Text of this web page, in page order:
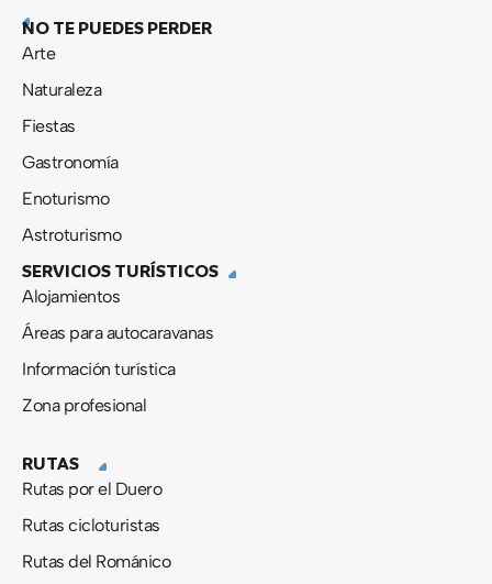
NO TE PUEDES PERDER
Arte
Naturaleza
Fiestas
Gastronomía
Enoturismo
Astroturismo
SERVICIOS TURÍSTICOS
Alojamientos
Áreas para autocaravanas
Información turística
Zona profesional
RUTAS
Rutas por el Duero
Rutas cicloturistas
Rutas del Románico